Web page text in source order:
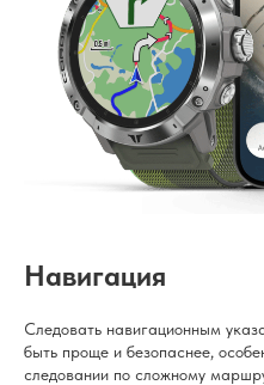
Навигация
Следовать навигационным
быть проще и безопаснее,
следовании по сложному